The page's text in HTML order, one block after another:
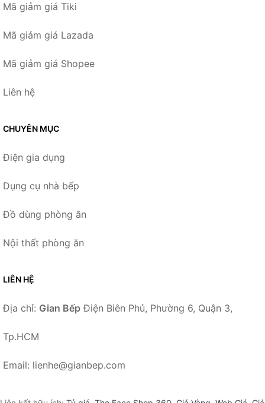
Mã giảm giá Tiki
Mã giảm giá Lazada
Mã giảm giá Shopee
Liên hệ
CHUYÊN MỤC
Điện gia dụng
Dụng cụ nhà bếp
Đồ dùng phòng ăn
Nội thất phòng ăn
LIÊN HỆ
Địa chỉ: Gian Bếp Điện Biên Phủ, Phường 6, Quận 3,
Tp.HCM
Email: lienhe@gianbep.com